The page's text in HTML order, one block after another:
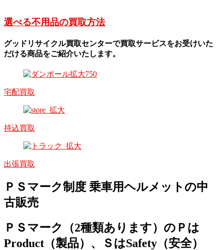
選べる不用品の買取方法
グッドリサイクル買取センターで買取サービスをお受けいた
だける商品をご紹介いたします。
宅配買取
持込買取
出張買取
ＰＳマーク制度 乗車用ヘルメットの中
古販売
ＰＳマーク（2種類あります）のＰは
Product（製品）、ＳはSafety（安全）